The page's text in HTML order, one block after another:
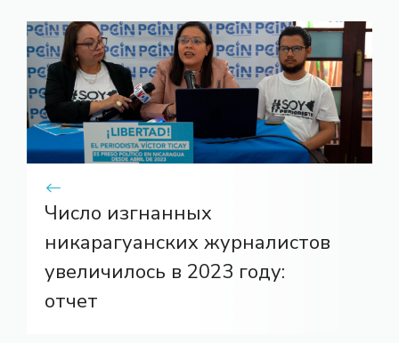
Число изгнанных
никарагуанских журналистов
увеличилось в 2023 году:
отчет